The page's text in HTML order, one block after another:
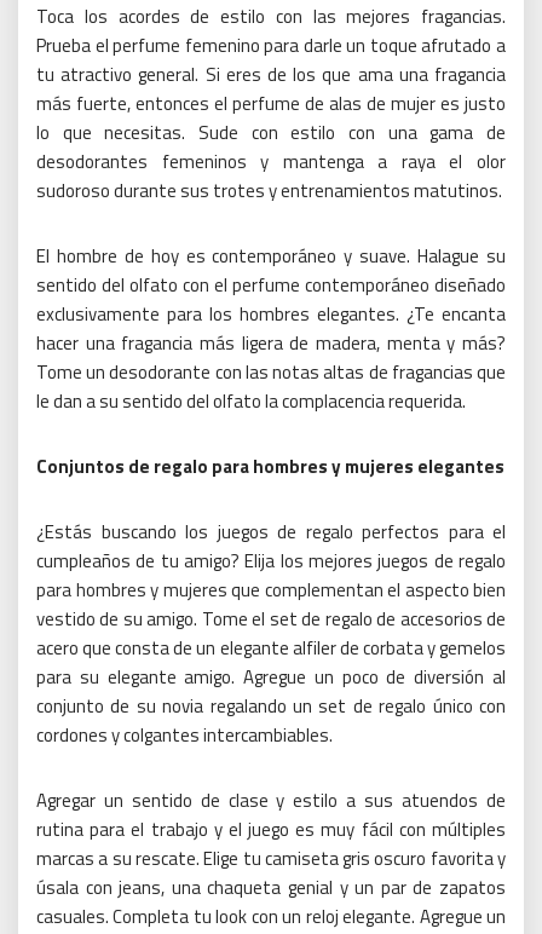
Toca los acordes de estilo con las mejores fragancias.
Prueba el perfume femenino para darle un toque afrutado a
tu atractivo general. Si eres de los que ama una fragancia
más fuerte, entonces el perfume de alas de mujer es justo
lo que necesitas. Sude con estilo con una gama de
desodorantes femeninos y mantenga a raya el olor
sudoroso durante sus trotes y entrenamientos matutinos.
El hombre de hoy es contemporáneo y suave.Halague su
sentido del olfato con el perfume contemporáneo diseñado
exclusivamente para los hombres elegantes. ¿Te encanta
hacer una fragancia más ligera de madera, menta y más?
Tome un desodorante con las notas altas de fragancias que
le dan a su sentido del olfato la complacencia requerida.
Conjuntos de regalo para hombres y mujeres elegantes
¿Estás buscando los juegos de regalo perfectos para el
cumpleaños de tu amigo?Elija los mejores juegos de regalo
para hombres y mujeres que complementan el aspecto bien
vestido de su amigo. Tome el set de regalo de accesorios de
acero que consta de un elegante alfiler de corbata y gemelos
para su elegante amigo.Agregue un poco de diversión al
conjunto de su novia regalando un set de regalo único con
cordones y colgantes intercambiables.
Agregar un sentido de clase y estilo a sus atuendos de
rutina para el trabajo y el juego es muy fácil con múltiples
marcas a su rescate.Elige tu camiseta gris oscuro favorita y
úsala con jeans, una chaqueta genial y un par de zapatos
casuales.Completa tu look con un reloj elegante. Agregue un